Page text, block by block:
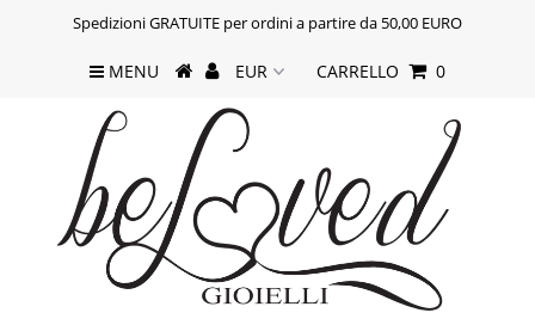
Spedizioni GRATUITE per ordini a partire da 50,00 EURO
MENU CARRELLO 0